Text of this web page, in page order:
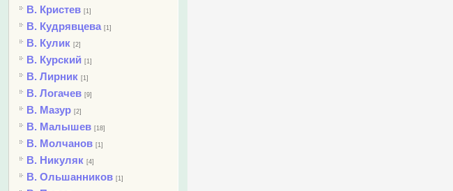
В. Кристев [1]
В. Кудрявцева [1]
В. Кулик [2]
В. Курский [1]
В. Лирник [1]
В. Логачев [9]
В. Мазур [2]
В. Малышев [18]
В. Молчанов [1]
В. Никуляк [4]
В. Ольшанников [1]